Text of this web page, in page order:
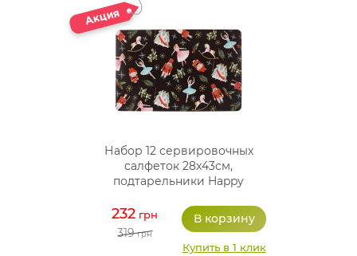
Набор 12 сервировочных
салфеток 28x43см,
подтарельники Happy
232 грн
319грн
Купить в 1 клик